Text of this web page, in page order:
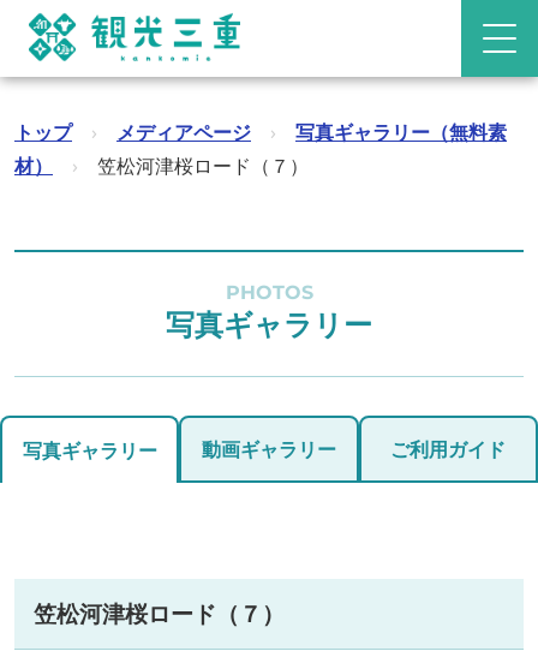
トップ › メディアページ ›
写真ギャラリー（無料素
材）
› 笠松河津桜ロード（７）
PHOTOS
写真ギャラリー
写真ギャラリー 動画ギャラリー ご利用ガイド
笠松河津桜ロード（７）